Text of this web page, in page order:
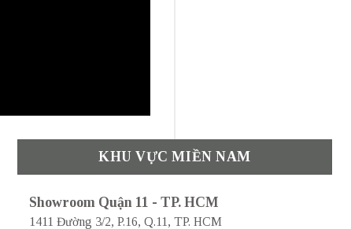
KHU VỰC MIỀN NAM
Showroom Quận 11 - TP. HCM
1411 Đường 3/2, P.16, Q.11, TP. HCM